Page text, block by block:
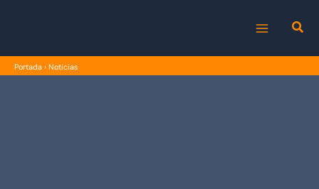
MENU
Portada › Noticias